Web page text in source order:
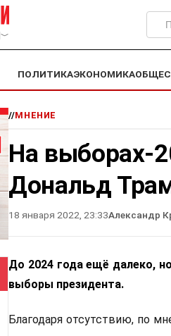
﹀
ПОЛИТИКАЭКОНОМИКА
//МНЕНИЕ
На выборах-
Дональд
18 января 2022, 23:33Александр
До 2024 года ещё далеко,
выборы президента.
Благодаря отсутствию, по